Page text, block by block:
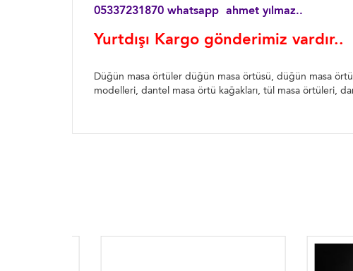
05337231870 whatsapp ahmet yılmaz..
Yurtdışı Kargo gönderimiz vardır..
Düğün masa örtüler düğün masa örtüsü, düğün masa
modelleri, dantel masa örtü kağakları, tül masa örtüleri,